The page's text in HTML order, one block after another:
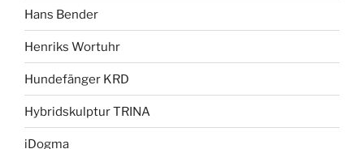
Hans Bender
Henriks Wortuhr
Hundefänger KRD
Hybridskulptur TRINA
iDogma